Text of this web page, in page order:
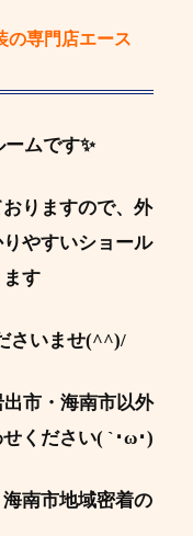
の専門店エース
ムです✨
りますので、外
やすいショール
す
さいませ(^^)/
市・海南市以外
ください( `･ω･)
南市地域密着の